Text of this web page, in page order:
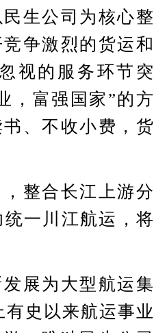
生公司为核心整
争激烈的货运和
视的服务环节突
，富强国家”的方
、不收小费，货
整合长江上游分
一川江航运，将
展为大型航运集
史以来航运事业